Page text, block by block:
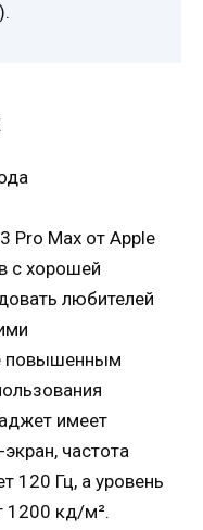
Pro Max от Apple
с хорошей
любителей
повышенным
имеет
частота
120 Гц, а уровень
1200 кд/м².